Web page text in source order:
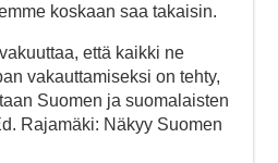
koskaan saa takaisin.
että kaikki ne
vakauttamiseksi on tehty,
Suomen ja suomalaisten
Rajamäki: Näkyy Suomen